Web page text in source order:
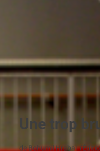
Une trop
de Bohumil Hrabal